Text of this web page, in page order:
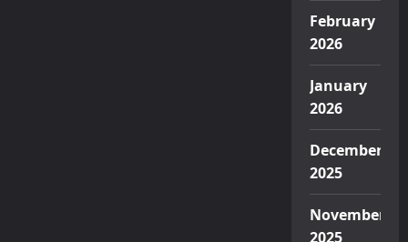
February
2026
January
2026
December
2025
November
2025